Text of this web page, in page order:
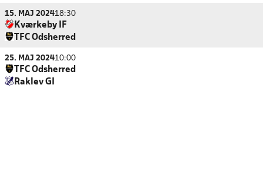
15. MAJ 202418:30
Kværkeby IF
TFC Odsherred
25. MAJ 202410:00
TFC Odsherred
Raklev GI